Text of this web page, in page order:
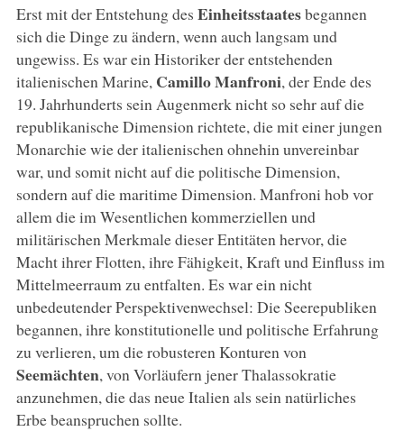
Erst mit der Entstehung des Einheitsstaatesbegannen
sich die Dinge zu ändern, wenn auch langsam und
ungewiss. Es war ein Historiker der entstehenden
italienischen Marine, Camillo Manfroni, der Ende des
19. Jahrhunderts sein Augenmerk nicht so sehr auf die
republikanische Dimension richtete, die mit einer jungen
Monarchie wie der italienischen ohnehin unvereinbar
war, und somit nicht auf die politische Dimension,
sondern auf die maritime Dimension. Manfroni hob vor
allem die im Wesentlichen kommerziellen und
militärischen Merkmale dieser Entitäten hervor, die
Macht ihrer Flotten, ihre Fähigkeit, Kraft und Einfluss im
Mittelmeerraum zu entfalten. Es war ein nicht
unbedeutender Perspektivenwechsel: Die Seerepubliken
begannen, ihre konstitutionelle und politische Erfahrung
zu verlieren, um die robusteren Konturen von
Seemächten, von Vorläufern jener Thalassokratie
anzunehmen, die das neue Italien als sein natürliches
Erbe beanspruchen sollte.